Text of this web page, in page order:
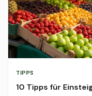
TIPPS
10 Tipps für